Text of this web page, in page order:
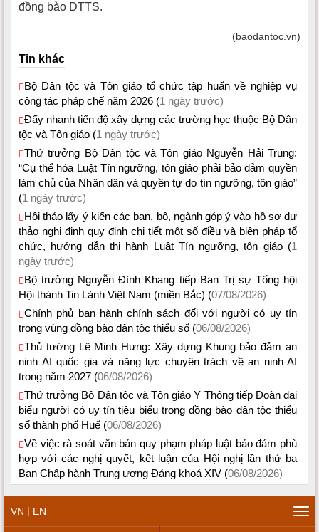
đồng bào DTTS.
(baodantoc.vn)
Tin khác
Bộ Dân tộc và Tôn giáo tổ chức tập huấn về nghiệp vụ
công tác pháp chế năm 2026 (1 ngày trước)
Đẩy nhanh tiến độ xây dựng các trường học thuộc Bộ Dân
tộc và Tôn giáo (1 ngày trước)
Thứ trưởng Bộ Dân tộc và Tôn giáo Nguyễn Hải Trung:
“Cụ thể hóa Luật Tín ngưỡng, tôn giáo phải bảo đảm quyền
làm chủ của Nhân dân và quyền tự do tín ngưỡng, tôn giáo”
(1 ngày trước)
Hội thảo lấy ý kiến các ban, bộ, ngành góp ý vào hồ sơ dự
thảo nghị định quy định chi tiết một số điều và biện pháp tổ
chức, hướng dẫn thi hành Luật Tín ngưỡng, tôn giáo (1
ngày trước)
Bộ trưởng Nguyễn Đình Khang tiếp Ban Trị sự Tổng hội
Hội thánh Tin Lành Việt Nam (miền Bắc) (07/08/2026)
Chính phủ ban hành chính sách đối với người có uy tín
trong vùng đồng bào dân tộc thiểu số (06/08/2026)
Thủ tướng Lê Minh Hưng: Xây dựng Khung bảo đảm an
ninh AI quốc gia và năng lực chuyên trách về an ninh AI
trong năm 2027 (06/08/2026)
Thứ trưởng Bộ Dân tộc và Tôn giáo Y Thông tiếp Đoàn đại
biểu người có uy tín tiêu biểu trong đồng bào dân tộc thiểu
số thành phố Huế (06/08/2026)
Về việc rà soát văn bản quy phạm pháp luật bảo đảm phù
hợp với các nghị quyết, kết luận của Hội nghị lần thứ ba
Ban Chấp hành Trung ương Đảng khoá XIV (06/08/2026)
VN | EN